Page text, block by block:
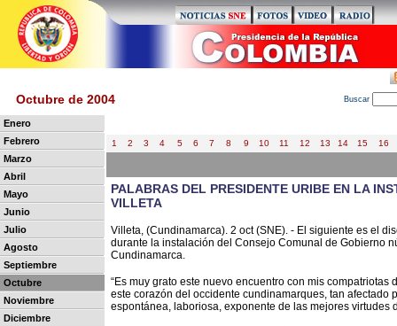
Octubre de 2004 Buscar
Enero
Febrero
Marzo
Abril
Mayo
Junio
Julio
Agosto
Septiembre
Octubre
Noviembre
Diciembre
1 2 3 4 5 6 7 8 9 10 11 12 13 14 15 16
PALABRAS DEL PRESIDENTE URIBE EN LA
VILLETA
Villeta, (Cundinamarca). 2 oct (SNE). - El siguiente es el
durante la instalación del Consejo Comunal de Gobierno
Cundinamarca.
“Es muy grato este nuevo encuentro con mis
este corazón del occidente cundinamarques, tan
espontánea, laboriosa, exponente de las mejores virtudes